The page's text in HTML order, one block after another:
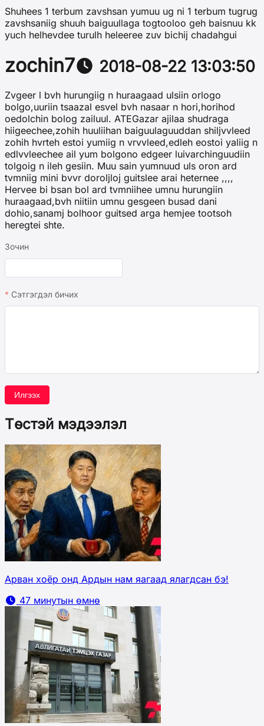
Shuhees 1 terbum zavshsan yumuu ug ni 1 terbum tugrug
zavshsaniig shuuh baiguullaga togtooloo geh baisnuu kk
yuch helhevdee turulh heleeree zuv bichij chadahgui
zochin7 2018-08-22 13:03:50
Zvgeer l bvh hurungiig n huraagaad ulsiin orlogo
bolgo,uuriin tsaazal esvel bvh nasaar n hori,horihod
oedolchin bolog zailuul. ATEGazar ajilaa shudraga
hiigeechee,zohih huuliihan baiguulaguuddan shiljvvleed
zohih hvrteh estoi yumiig n vrvvleed,edleh eostoi yaliig n
edlvvleechee ail yum bolgono edgeer luivarchinguudiin
tolgoig n ileh gesiin. Muu sain yumnuud uls oron ard
tvmniig mini bvvr doroljloj guitslee arai heternee ,,,,
Hervee bi bsan bol ard tvmniihee umnu hurungiin
huraagaad,bvh niitiin umnu gesgeen busad dani
dohio,sanamj bolhoor guitsed arga hemjee tootsoh
heregtei shte.
Зочин
Сэтгэгдэл бичих
Илгээх
Төстэй мэдээлэл
Арван хоёр онд Ардын нам яагаад ялагдсан бэ!
47 минутын өмнө